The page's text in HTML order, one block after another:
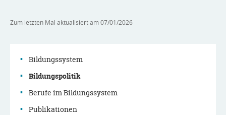
Zum letzten Mal aktualisiert am07/01/2026
Navigationsmenü
Bildungssystem
Bildungspolitik
Berufe im Bildungssystem
Publikationen